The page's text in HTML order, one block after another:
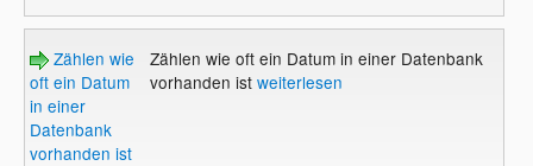
Zählen wie
oft ein Datum
in einer
Datenbank
vorhanden ist
Zählen wie oft ein Datum in einer Datenbank
vorhanden ist weiterlesen